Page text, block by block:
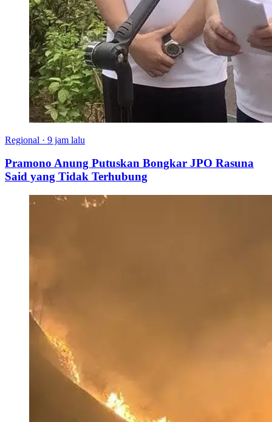
Regional · 9 jam lalu
Pramono Anung Putuskan Bongkar JPO Rasuna
Said yang Tidak Terhubung